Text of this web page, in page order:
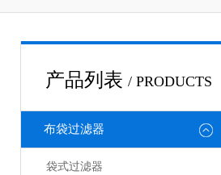
产品列表 / PRODUCTS
布袋过滤器
袋式过滤器